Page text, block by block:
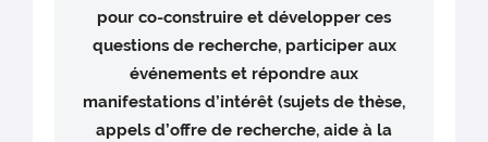
pour co-construire et développer ces
questions de recherche, participer aux
événements et répondre aux
manifestations d’intérêt (sujets de thèse,
appels d’offre de recherche, aide à la